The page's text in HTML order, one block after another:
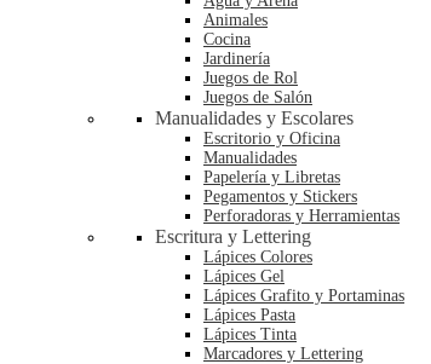
Animales
Cocina
Jardinería
Juegos de Rol
Juegos de Salón
Manualidades y Escolares
Escritorio y Oficina
Manualidades
Papelería y Libretas
Pegamentos y Stickers
Perforadoras y Herramientas
Escritura y Lettering
Lápices Colores
Lápices Gel
Lápices Grafito y Portaminas
Lápices Pasta
Lápices Tinta
Marcadores y Lettering